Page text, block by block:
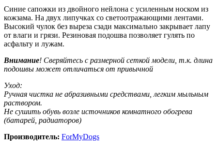
Синие сапожки из двойного нейлона с усиленным носком из
кожзама. На двух липучках со светоотражающими лентами.
Высокий чулок без выреза сзади максимально закрывает лапу
от влаги и грязи. Резиновая подошва позволяет гулять по
асфальту и лужам.
Внимание! Сверяйтесь с размерной сеткой модели, т.к. длина
подошвы может отличаться от привычной
Уход:
Ручная чистка не абразивными средствами, легким мыльным
раствором.
Не сушить обувь возле источников комнатного обогрева
(батарей, радиаторов)
Производитель: ForMyDogs